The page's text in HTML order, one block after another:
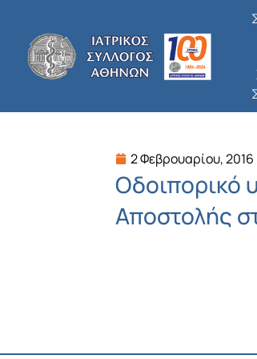
περιεχόμενο
2 Φεβρουαρίου, 2016
Οδοιπορικό
Αποστολής